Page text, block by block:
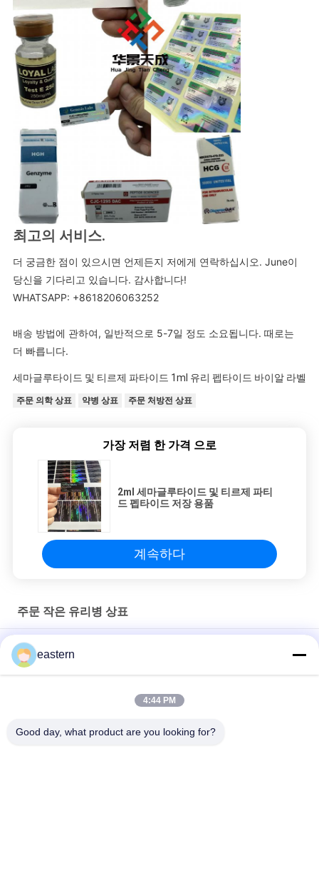
최고의 서비스.
더 궁금한 점이 있으시면 언제든지 저에게 연락하십시오. June이
당신을 기다리고 있습니다. 감사합니다!
WHATSAPP: +8618206063252
배송 방법에 관하여, 일반적으로 5-7일 정도 소요됩니다. 때로는
더 빠릅니다.
세마글루타이드 및 티르제 파타이드 1ml 유리 펩타이드 바이알 라벨
주문 의학 상표 약병 상표 주문 처방전 상표
가장 저렴 한 가격 으로
2ml 세마글루타이드 및 티르제 파티
드 펩타이드 저장 용품
계속하다
주문 작은 유리병 상표
Sus 250 10ml 유리 바이알 라벨
10ml 병용 맞춤형 인쇄 스티커 개인화된 라벨
HG H 100IU 10 플라스크 라벨 소마트로핀 1 플라스크 라벨 스티커
eastern
4:44 PM
Good day, what product are you looking for?